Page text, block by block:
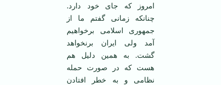
امروز که جای خود دارد.
چنانکه زمانی گفتم ما از
جمهوری اسلامی برخواهیم
آمد ولی ایران برنخواهد
گشت. به همین دلیل هم
هست که در صورت حمله
نظامی و به خطر افتادن